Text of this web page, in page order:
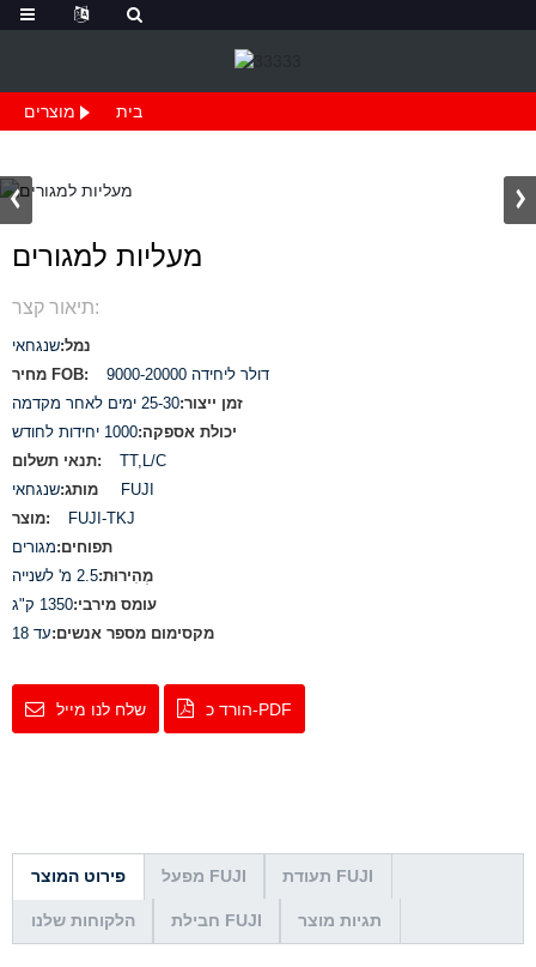
בית מוצרים
מעליות למגורים
תיאור קצר:
נמל:שנגחאי
מחיר FOB:
9000-20000 דולר ליחידה
זמן ייצור:25-30 ימים לאחר מקדמה
יכולת אספקה:1000 יחידות לחודש
תנאי תשלום:
TT,L/C
מותג:
שנגחאי FUJI
מוצר:
FUJI-TKJ
תפוחים:מגורים
מְהִירוּת:2.5 מ' לשנייה
עומס מירבי:1350 ק"ג
מקסימום מספר אנשים:עד 18
שלח לנו מייל הורד כ-PDF
פירוט המוצר מפעל FUJI תעודת FUJI
הלקוחות שלנו חבילת FUJI תגיות מוצר